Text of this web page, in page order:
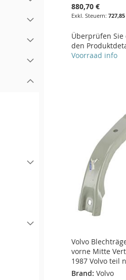
880,70 €
Überprüfen
den
Voorraad info
Volvo
vorne Mitte
1987 Volvo teil
Brand: Volvo